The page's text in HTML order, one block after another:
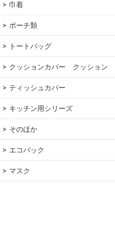
巾着
ポーチ類
トートバッグ
クッションカバー　クッション
ティッシュカバー
キッチン用シリーズ
そのほか
エコバック
マスク